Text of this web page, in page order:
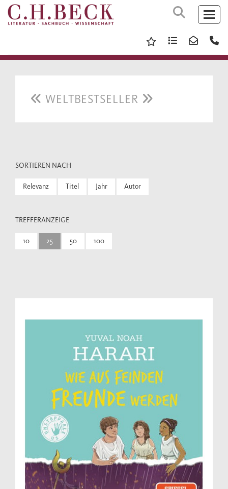
WELTBESTSELLER
SORTIEREN NACH
Relevanz Titel Jahr Autor
TREFFERANZEIGE
10 25 50 100